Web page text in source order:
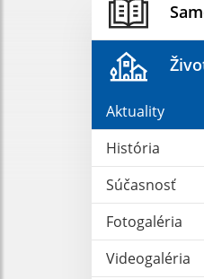
Aktuality
História
Súčasnosť
Fotogaléria
Videogaléria